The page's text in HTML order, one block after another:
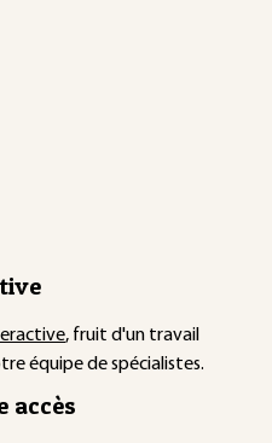
, fruit d'un travail
équipe de spécialistes.
accès